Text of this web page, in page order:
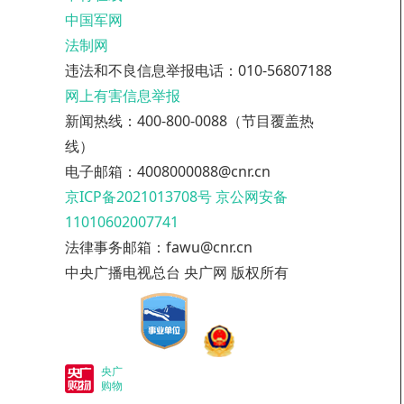
中国军网
法制网
违法和不良信息举报电话：010-56807188
网上有害信息举报
新闻热线：400-800-0088（节目覆盖热
线）
电子邮箱：4008000088@cnr.cn
京ICP备2021013708号京公网安备
11010602007741
法律事务邮箱：fawu@cnr.cn
中央广播电视总台 央广网 版权所有
央广
购物